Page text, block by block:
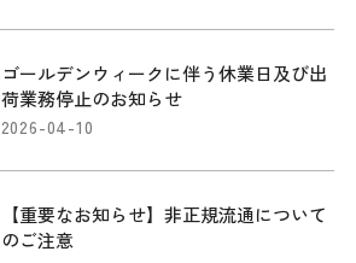
ゴールデンウィークに伴う休業日及び出
荷業務停止のお知らせ
2026-04-10
【重要なお知らせ】非正規流通について
のご注意